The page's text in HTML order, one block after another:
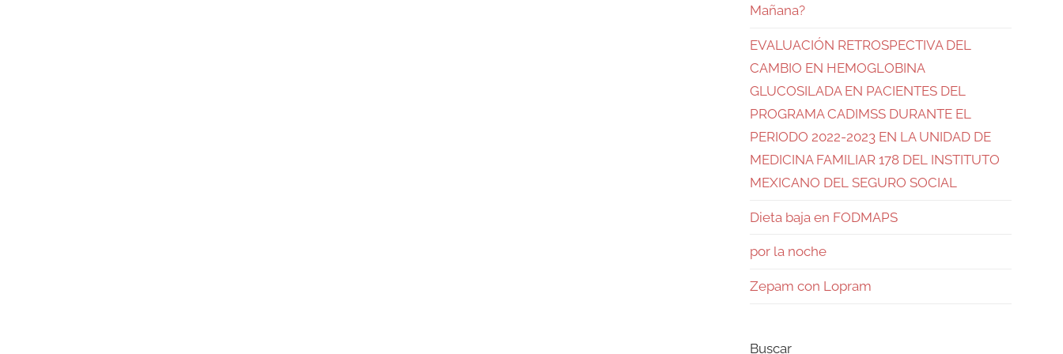
Mañana?
EVALUACIÓN RETROSPECTIVA DEL
CAMBIO EN HEMOGLOBINA
GLUCOSILADA EN PACIENTES DEL
PROGRAMA CADIMSS DURANTE EL
PERIODO 2022-2023 EN LA UNIDAD DE
MEDICINA FAMILIAR 178 DEL INSTITUTO
MEXICANO DEL SEGURO SOCIAL
Dieta baja en FODMAPS
por la noche
Zepam con Lopram
Buscar